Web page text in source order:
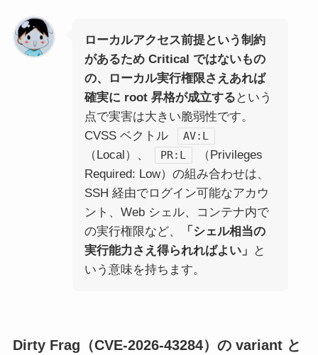
ローカルアクセス前提という制約
があるため Critical ではないもの
の、ローカル実行権限さえあれば
確実に root 昇格が成立する という
点で実害は大きい脆弱性です。
CVSS ベクトル
AV:L
（Local）、 PR:L
（Privileges
Required: Low）の組み合わせは、
SSH 経由でログイン可能なアカウ
ント、Web シェル、コンテナ内で
の実行権限など、
「シェル相当の
実行能力さえ得られればよい」
と
いう意味を持ちます。
Dirty Frag（CVE-2026-43284）の variant と